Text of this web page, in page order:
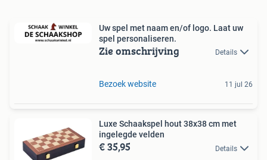
Uw spel met naam en/of logo. Laat uw
spel personaliseren.
Zie omschrijving Details
Bezoek website 11 jul 26
Luxe Schaakspel hout 38x38 cm met
ingelegde velden
€ 35,95 Details